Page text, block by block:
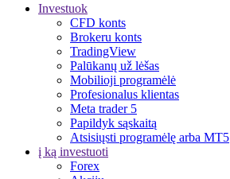
Investuok
CFD konts
Brokeru konts
TradingView
Palūkanų už lėšas
Mobilioji programėlė
Profesionalus klientas
Meta trader 5
Papildyk sąskaitą
Atsisiųsti programėlę arba MT5
į ką investuoti
Forex